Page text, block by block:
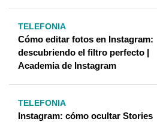
TELEFONIA
Cómo editar fotos en Instagram:
descubriendo el filtro perfecto |
Academia de Instagram
TELEFONIA
Instagram: cómo ocultar Stories